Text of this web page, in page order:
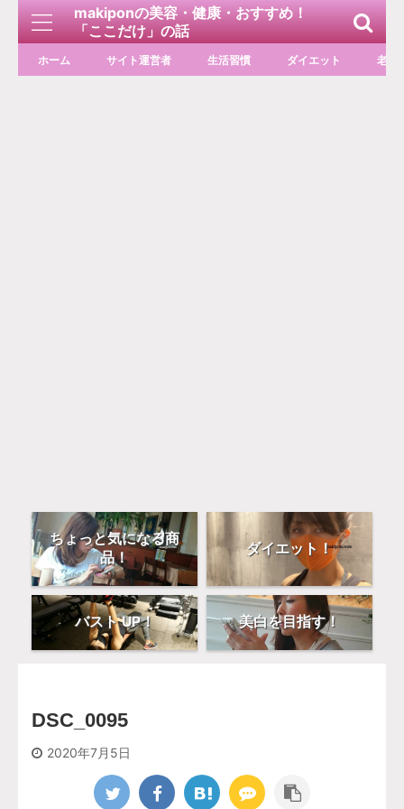
makiponの美容・健康・おすすめ！
「ここだけ」の話
ホーム サイト運営者 生活習慣 ダイエット 老化
ちょっと気になる商
品！
ダイエット！
バスト UP！ 美白を目指す！
DSC_0095
2020年7月5日